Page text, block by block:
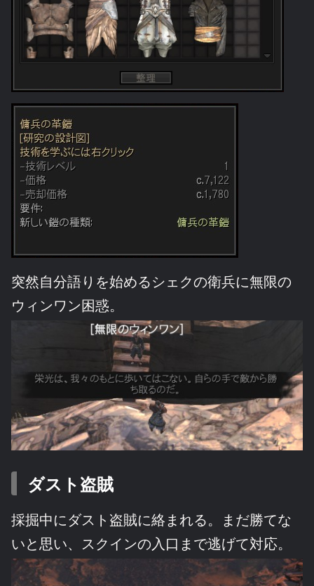
突然自分語りを始めるシェクの衛兵に無限の
ウィンワン困惑。
ダスト盗賊
採掘中にダスト盗賊に絡まれる。まだ勝てな
いと思い、スクインの入口まで逃げて対応。